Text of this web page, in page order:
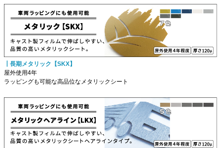
┃長期メタリック【SKX】
屋外使用4年
ラッピングも可能な高品位なメタリックシート